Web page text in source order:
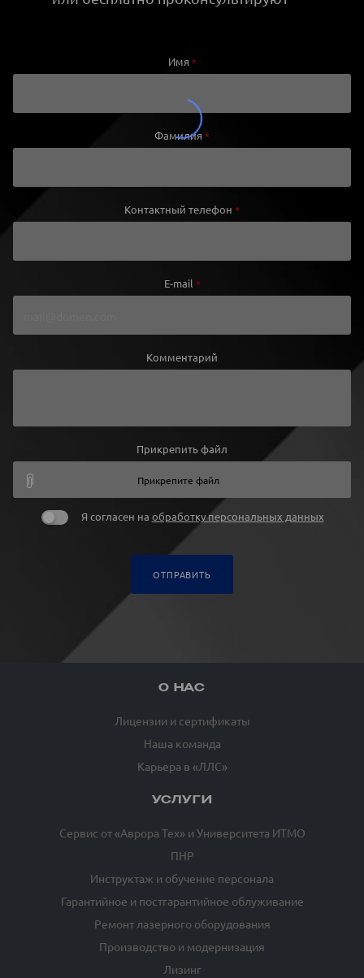
Имя *
Фамилия *
Контактный телефон *
E-mail *
Комментарий
Прикрепить файл
Прикрепите файл
Я согласен на обработку персональных данных
ОТПРАВИТЬ
О НАС
Лицензии и сертификаты
Наша команда
Карьера в «ЛЛС»
УСЛУГИ
Сервис от «Аврора Тех» и Университета ИТМО
ПНР
Инструктаж и обучение персонала
Гарантийное и постгарантийное облуживание
Ремонт лазерного оборудования
Производство и модернизация
Лизинг